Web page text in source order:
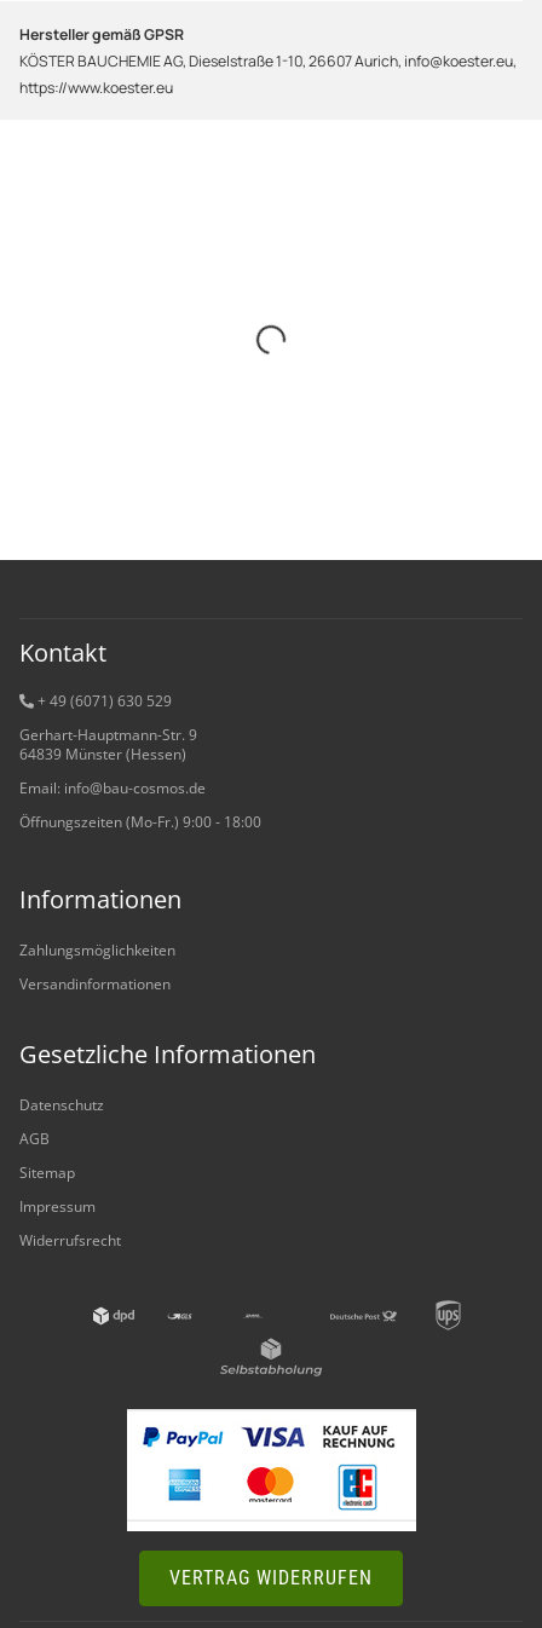
Hersteller gemäß GPSR
KÖSTER BAUCHEMIE AG, Dieselstraße 1-10, 26607 Aurich, info@koester.eu,
https://www.koester.eu
Kontakt
+ 49 (6071) 630 529
Gerhart-Hauptmann-Str. 9
64839 Münster (Hessen)
Email: info@bau-cosmos.de
Öffnungszeiten (Mo-Fr.) 9:00 - 18:00
Informationen
Zahlungsmöglichkeiten
Versandinformationen
Gesetzliche Informationen
Datenschutz
AGB
Sitemap
Impressum
Widerrufsrecht
VERTRAG WIDERRUFEN